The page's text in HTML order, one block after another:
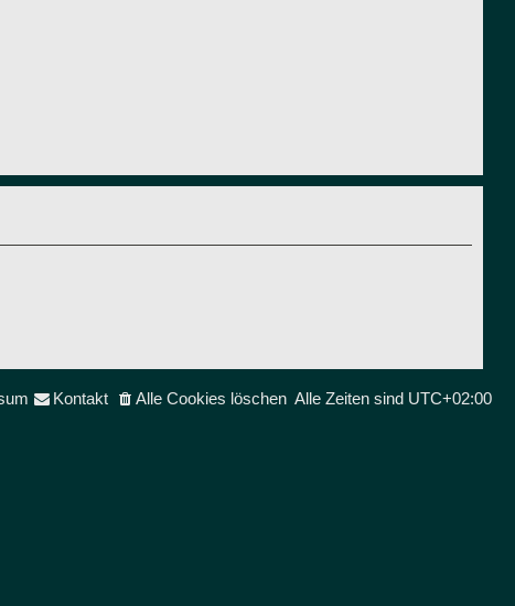
Alle Zeiten sind UTC+02:00
Alle Cookies löschen
Kontakt